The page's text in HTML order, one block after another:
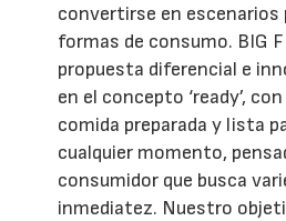
convertirse en escenarios
formas de consumo. BIG
propuesta diferencial e
en el concepto ‘ready’,
comida preparada y lista
cualquier momento,
consumidor que busca
inmediatez. Nuestro